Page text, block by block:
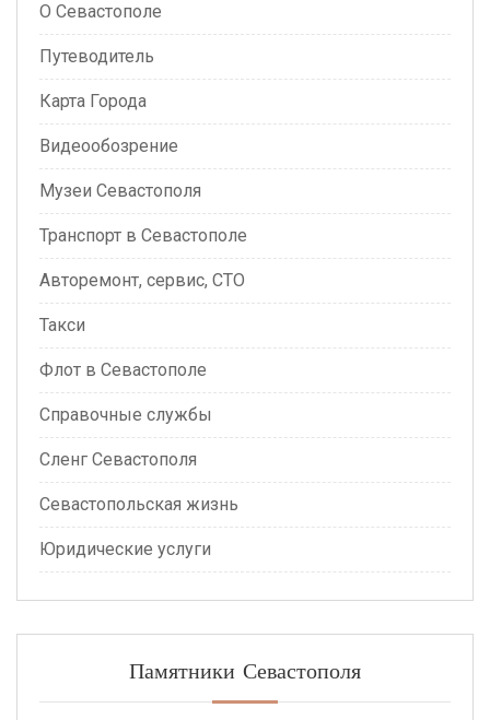
О Севастополе
Путеводитель
Карта Города
Видеообозрение
Музеи Севастополя
Транспорт в Севастополе
Авторемонт, сервис, СТО
Такси
Флот в Севастополе
Справочные службы
Сленг Севастополя
Севастопольская жизнь
Юридические услуги
Памятники Севастополя